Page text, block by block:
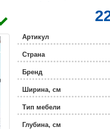
Артикул
Страна
Бренд
Ширина, см
Тип мебели
Глубина, см